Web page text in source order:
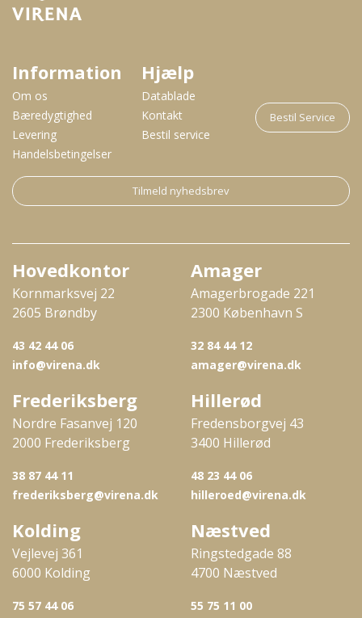
Information
Om os
Bæredygtighed
Levering
Handelsbetingelser
Hjælp
Datablade
Kontakt
Bestil service
Bestil Service
Tilmeld nyhedsbrev
Hovedkontor
Kornmarksvej 22
2605 Brøndby
43 42 44 06
info@virena.dk
Amager
Amagerbrogade 221
2300 København S
32 84 44 12
amager@virena.dk
Frederiksberg
Nordre Fasanvej 120
2000 Frederiksberg
38 87 44 11
frederiksberg@virena.dk
Hillerød
Fredensborgvej 43
3400 Hillerød
48 23 44 06
hilleroed@virena.dk
Kolding
Vejlevej 361
6000 Kolding
75 57 44 06
Næstved
Ringstedgade 88
4700 Næstved
55 75 11 00